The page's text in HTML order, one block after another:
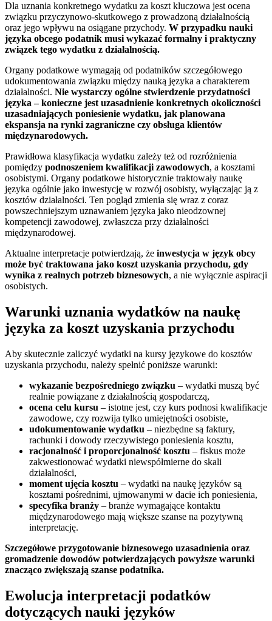
Dla uznania konkretnego wydatku za koszt kluczowa jest ocena
związku przyczynowo-skutkowego z prowadzoną działalnością
oraz jego wpływu na osiągane przychody. W przypadku nauki
języka obcego podatnik musi wykazać formalny i praktyczny
związek tego wydatku z działalnością.
Organy podatkowe wymagają od podatników szczegółowego
udokumentowania związku między nauką języka a charakterem
działalności. Nie wystarczy ogólne stwierdzenie przydatności
języka – konieczne jest uzasadnienie konkretnych okoliczności
uzasadniających poniesienie wydatku, jak planowana
ekspansja na rynki zagraniczne czy obsługa klientów
międzynarodowych.
Prawidłowa klasyfikacja wydatku zależy też od rozróżnienia
pomiędzy podnoszeniem kwalifikacji zawodowych, a kosztami
osobistymi. Organy podatkowe historycznie traktowały naukę
języka ogólnie jako inwestycję w rozwój osobisty, wyłączając ją z
kosztów działalności. Ten pogląd zmienia się wraz z coraz
powszechniejszym uznawaniem języka jako nieodzownej
kompetencji zawodowej, zwłaszcza przy działalności
międzynarodowej.
Aktualne interpretacje potwierdzają, że inwestycja w język obcy
może być traktowana jako koszt uzyskania przychodu, gdy
wynika z realnych potrzeb biznesowych, a nie wyłącznie aspiracji
osobistych.
Warunki uznania wydatków na naukę
języka za koszt uzyskania przychodu
Aby skutecznie zaliczyć wydatki na kursy językowe do kosztów
uzyskania przychodu, należy spełnić poniższe warunki:
wykazanie bezpośredniego związku – wydatki muszą być
realnie powiązane z działalnością gospodarczą,
ocena celu kursu – istotne jest, czy kurs podnosi kwalifikacje
zawodowe, czy rozwija tylko umiejętności osobiste,
udokumentowanie wydatku – niezbędne są faktury,
rachunki i dowody rzeczywistego poniesienia kosztu,
racjonalność i proporcjonalność kosztu – fiskus może
zakwestionować wydatki niewspółmierne do skali
działalności,
moment ujęcia kosztu – wydatki na naukę języków są
kosztami pośrednimi, ujmowanymi w dacie ich poniesienia,
specyfika branży – branże wymagające kontaktu
międzynarodowego mają większe szanse na pozytywną
interpretację.
Szczegółowe przygotowanie biznesowego uzasadnienia oraz
gromadzenie dowodów potwierdzających powyższe warunki
znacząco zwiększają szanse podatnika.
Ewolucja interpretacji podatków
dotyczących nauki języków